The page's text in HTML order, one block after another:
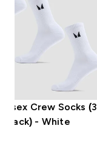
Crew Socks (3
Pack) - White